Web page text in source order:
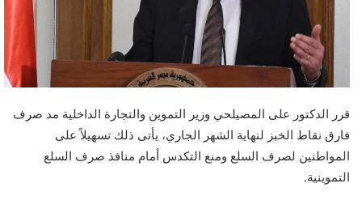
قرر الدكتور على المصيلحي وزير التموين والتجارة الداخلية مد صرف
فارق نقاط الخبز لنهاية الشهر الجاري، يأتى ذلك تسهيلاً على
المواطنين لصرف السلع ومنع التكدس أمام منافذ صرف السلع
التموينية.